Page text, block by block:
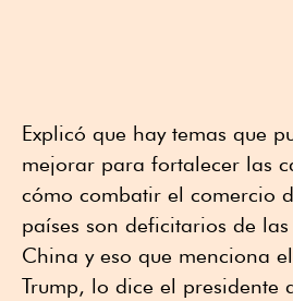
Explicó que hay temas que
mejorar para fortalecer las
cómo combatir el comercio
países son deficitarios de
China y eso que menciona
Trump, lo dice el presidente